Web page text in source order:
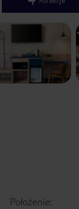
Położenie: